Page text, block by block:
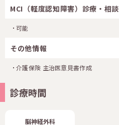
MCI（軽度認知障害）診療・相談
可能
その他情報
介護保険 主治医意見書作成
診療時間
脳神経外科